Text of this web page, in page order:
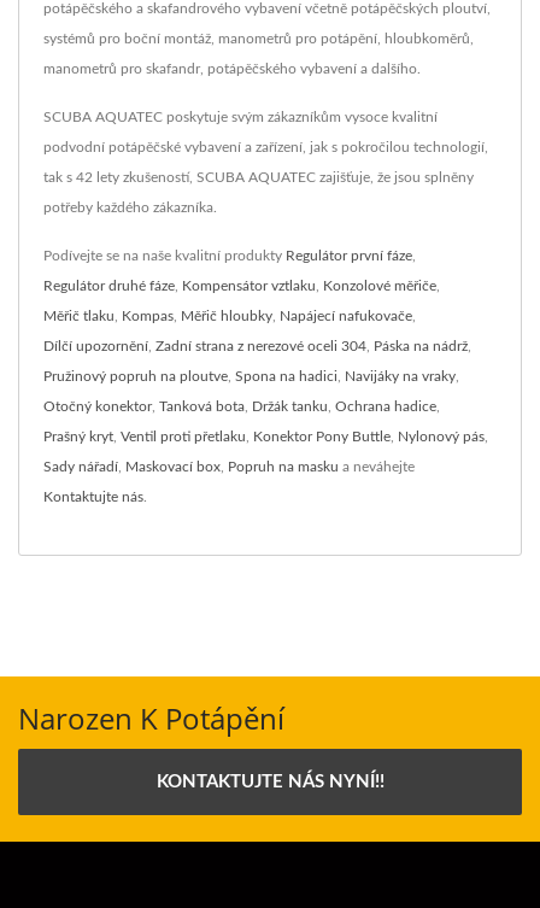
potápěčského a skafandrového vybavení včetně potápěčských ploutví,
systémů pro boční montáž, manometrů pro potápění, hloubkoměrů,
manometrů pro skafandr, potápěčského vybavení a dalšího.
SCUBA AQUATEC poskytuje svým zákazníkům vysoce kvalitní
podvodní potápěčské vybavení a zařízení, jak s pokročilou technologií,
tak s 42 lety zkušeností, SCUBA AQUATEC zajišťuje, že jsou splněny
potřeby každého zákazníka.
Podívejte se na naše kvalitní produkty Regulátor první fáze
Regulátor druhé fáze Kompensátor vztlaku Konzolové měřiče
Měřič tlaku Kompas Měřič hloubky Napájecí nafukovače
Dílčí upozornění Zadní strana z nerezové oceli 304 Páska na nádrž
Pružinový popruh na ploutve Spona na hadici Navijáky na vraky
Otočný konektor, Tanková bota Držák tanku Ochrana hadice
Prašný kryt Ventil proti přetlaku Konektor Pony Buttle Nylonový pás
Sady nářadí Maskovací box Popruh na masku a neváhejte
Kontaktujte nás
Narozen K Potápění
KONTAKTUJTE NÁS NYNÍ!!